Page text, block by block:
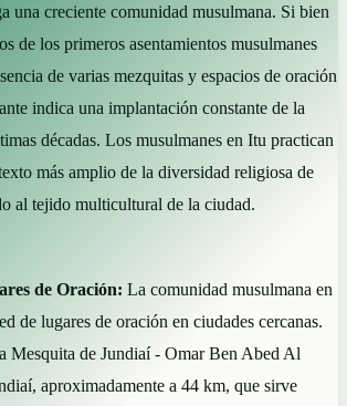
una creciente comunidad musulmana. Si bien
de los primeros asentamientos musulmanes
de varias mezquitas y espacios de oración
indica una implantación constante de la
décadas. Los musulmanes en Itu practican
más amplio de la diversidad religiosa de
al tejido multicultural de la ciudad.
de Oración: La comunidad musulmana en
de lugares de oración en ciudades cercanas.
Mesquita de Jundiaí - Omar Ben Abed Al
aproximadamente a 44 km, que sirve